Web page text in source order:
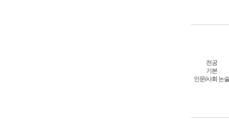
전공
기본
인문/사회 논술